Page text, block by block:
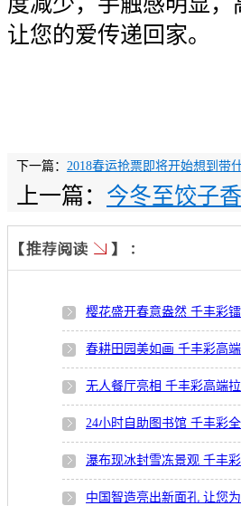
让您的爱传递回家。
下一篇： 2018春运抢票即将开始想到带
上一篇： 今冬至饺子
樱花盛开春意盎然 千丰彩
春耕田园美如画 千丰彩高
无人餐厅亮相 千丰彩高端
24小时自助图书馆 千丰彩
瀑布现冰封雪冻景观 千丰
中国智造亮出新面孔 让您